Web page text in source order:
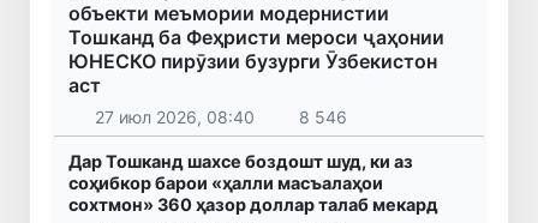
объекти меъмории модернистии
Тошканд ба Феҳристи мероси ҷаҳонии
ЮНЕСКО пирӯзии бузурги Ӯзбекистон
аст
27 июл 2026, 08:40 8 546
Дар Тошканд шахсе боздошт шуд, ки аз
соҳибкор барои «ҳалли масъалаҳои
сохтмон» 360 ҳазор доллар талаб мекард